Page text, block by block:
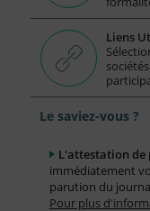
Liens
Le saviez-vous ?
L'attestation
immédiatement
parution du
Pour plus